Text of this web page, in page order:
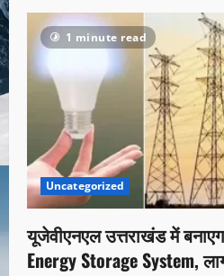
1 minute read
Uncategorized
यूजेवीएनएल उत्तराखंड में
Energy Storage System,